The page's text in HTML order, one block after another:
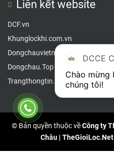
Liên kết website
DCF.vn
Khunglockhi.com.vn
Dongchauvietnam.com
Dongchau.Top
Trangthongtin.info
© Bản quyền thuộc vềCông ty
Châu | TheGioiLoc.Net
DCCE
Chào mừng
chúng tôi!